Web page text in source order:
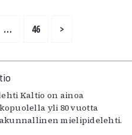
… 46 >
Kaltio on ainoa
yli 80 vuotta
mielipidelehti.